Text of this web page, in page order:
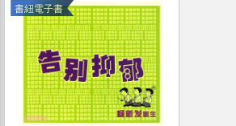
書紐電子書